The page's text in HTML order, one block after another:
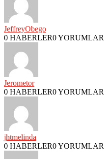
JeffreyObego
0 HABERLER0 YORUMLAR
Jerometor
0 HABERLER0 YORUMLAR
jhtmelinda
0 HABERLER0 YORUMLAR